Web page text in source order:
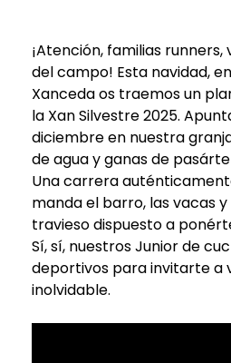
¡Atención, familias
del campo! Esta navidad,
Xanceda os traemos un
la Xan Silvestre 2025.
diciembre en nuestra
de agua y ganas de
Una carrera
manda el barro, las vacas
travieso dispuesto a
Sí, sí, nuestros Junior de
deportivos para invitarte a
inolvidable.